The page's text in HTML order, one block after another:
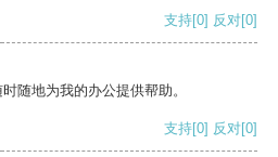
支持[0] 反对[0]
随地为我的办公提供帮助。
支持[0] 反对[0]